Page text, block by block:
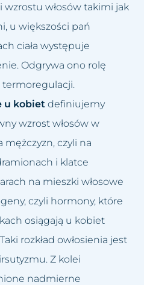
piersi
oczami
lub brwi
nosowo
wzrostu włosów takimi jak
u większości pań
ciała występuje
Odgrywa ono rolę
termoregulacji.
u kobiet definiujemy
wzrost włosów w
czyli na
i klatce
na mieszki włosowe
czyli hormony, które
osiągają u kobiet
rozkład owłosienia jest
Z kolei
nadmierne